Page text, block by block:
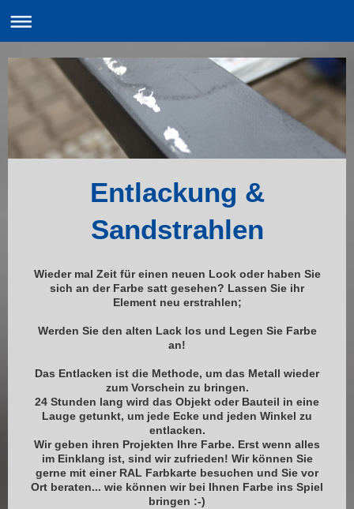
Entlackung &
Sandstrahlen
Wieder mal Zeit für einen neuen Look oder haben Sie
sich an der Farbe satt gesehen? Lassen Sie ihr
Element neu erstrahlen;
Werden Sie den alten Lack los und Legen Sie Farbe
an!
Das Entlacken ist die Methode, um das Metall wieder
zum Vorschein zu bringen.
24 Stunden lang wird das Objekt oder Bauteil in eine
Lauge getunkt, um jede Ecke und jeden Winkel zu
entlacken.
Wir geben ihren Projekten Ihre Farbe. Erst wenn alles
im Einklang ist, sind wir zufrieden! Wir können Sie
gerne mit einer RAL Farbkarte besuchen und Sie vor
Ort beraten... wie können wir bei Ihnen Farbe ins Spiel
bringen :-)